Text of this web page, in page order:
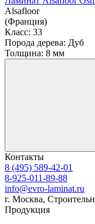
Alsafloor
(Франция)
Класс: 33
Порода дерева: Дуб
Толщина: 8 мм
Контакты
8 (495) 589-42-01
8-925-011-89-88
info@evro-laminat.ru
г. Москва,
Продукция